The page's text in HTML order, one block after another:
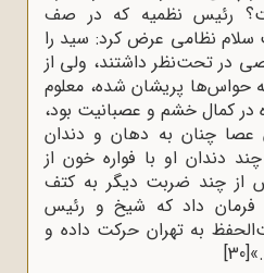
رئیس نظمیه که در صف
سلام نظامی عرض کرد: سید را
در تحت‌نظر داشتند، ولی از
حواس‌ها پریشان شده، معلوم
کمال خشم و عصبانیت بود،
عصا چنان به دهان و دندان
دندان او با فواره خون از
چند ضربت دیگر به کتف
فرمان داد که شیخ و رئیس
به تهران حرکت داده و
[30]